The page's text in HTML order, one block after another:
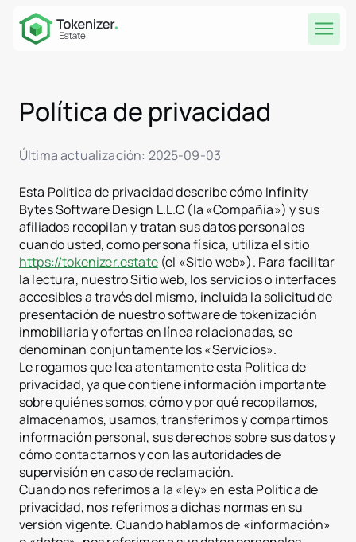
Política de privacidad
Última actualización: 2025‑09‑03
Esta Política de privacidad describe cómo Infinity
Bytes Software Design L.L.C (la «Compañía») y sus
afiliados recopilan y tratan sus datos personales
cuando usted, como persona física, utiliza el sitio
https://tokenizer.estate(el «Sitio web»). Para facilitar
la lectura, nuestro Sitio web, los servicios o interfaces
accesibles a través del mismo, incluida la solicitud de
presentación de nuestro software de tokenización
inmobiliaria y ofertas en línea relacionadas, se
denominan conjuntamente los «Servicios».
Le rogamos que lea atentamente esta Política de
privacidad, ya que contiene información importante
sobre quiénes somos, cómo y por qué recopilamos,
almacenamos, usamos, transferimos y compartimos
información personal, sus derechos sobre sus datos y
cómo contactarnos y con las autoridades de
supervisión en caso de reclamación.
Cuando nos referimos a la «ley» en esta Política de
privacidad, nos referimos a dichas normas en su
versión vigente. Cuando hablamos de «información»